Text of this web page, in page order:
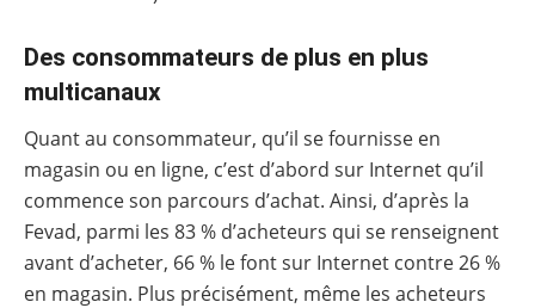
Des consommateurs de plus en plus
multicanaux
Quant au consommateur, qu’il se fournisse en
magasin ou en ligne, c’est d’abord sur Internet qu’il
commence son parcours d’achat. Ainsi, d’après la
Fevad, parmi les 83 % d’acheteurs qui se renseignent
avant d’acheter, 66 % le font sur Internet contre 26 %
en magasin. Plus précisément, même les acheteurs